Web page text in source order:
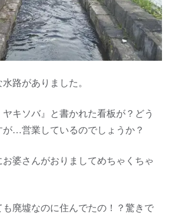
路がありました。
キソバ』と書かれた看板が？どう
が…営業しているのでしょうか？
婆さんがおりましてめちゃくちゃ
廃墟なのに住んでたの！？驚きで